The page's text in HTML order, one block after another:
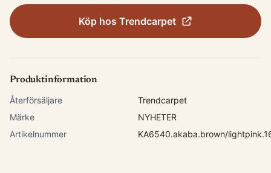
Köp hos Trendcarpet
Produktinformation
Återförsäljare
Trendcarpet
Märke
NYHETER
Artikelnummer
KA6540.akaba.brown/